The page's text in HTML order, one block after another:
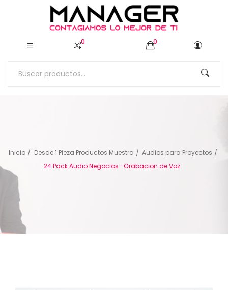
0 0
Inicio Desde 1 Pieza Productos Muestra
Audios para Proyectos
24 Pack Audio Negocios -Grabacion de Voz